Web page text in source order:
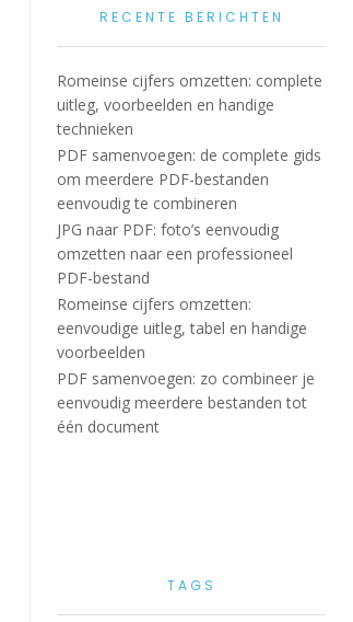
RECENTE BERICHTEN
Romeinse cijfers omzetten: complete
uitleg, voorbeelden en handige
technieken
PDF samenvoegen: de complete gids
om meerdere PDF-bestanden
eenvoudig te combineren
JPG naar PDF: foto’s eenvoudig
omzetten naar een professioneel
PDF-bestand
Romeinse cijfers omzetten:
eenvoudige uitleg, tabel en handige
voorbeelden
PDF samenvoegen: zo combineer je
eenvoudig meerdere bestanden tot
één document
TAGS